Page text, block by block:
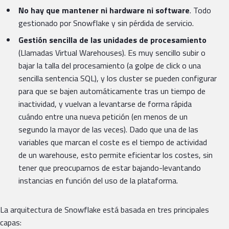
No hay que mantener ni hardware ni software. Todo
gestionado por Snowflake y sin pérdida de servicio.
Gestión sencilla de las unidades de procesamiento
(Llamadas Virtual Warehouses). Es muy sencillo subir o
bajar la talla del procesamiento (a golpe de click o una
sencilla sentencia SQL), y los cluster se pueden configurar
para que se bajen automáticamente tras un tiempo de
inactividad, y vuelvan a levantarse de forma rápida
cuándo entre una nueva petición (en menos de un
segundo la mayor de las veces). Dado que una de las
variables que marcan el coste es el tiempo de actividad
de un warehouse, esto permite eficientar los costes, sin
tener que preocuparnos de estar bajando-levantando
instancias en función del uso de la plataforma.
La arquitectura de Snowflake está basada en tres principales
capas: